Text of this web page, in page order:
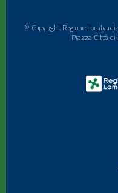
© Copyright Regione
Piazza Città